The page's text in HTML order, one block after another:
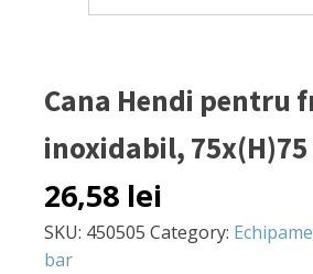
Cana Hendi pentru
inoxidabil,
26,58 lei
SKU: 450505 Category:
bar